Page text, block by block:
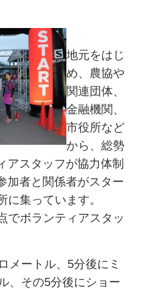
地元をはじ
め、農協や
関連団体、
金融機関、
市役所など
から、総勢
アスタッフが協力体制
加者と関係者がスター
に集っています。
でボランティアスタッ
メートル、5分後にミ
、その5分後にショー